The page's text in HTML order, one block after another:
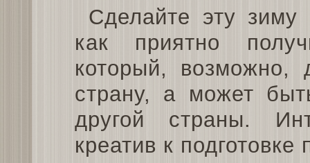
Сделайте эту
как приятно
который, возможно,
страну, а может
другой страны.
креатив к